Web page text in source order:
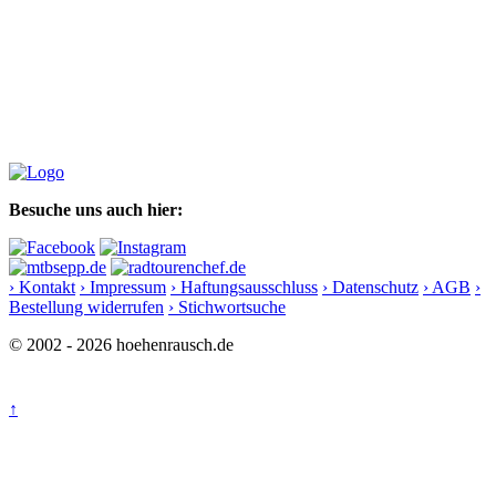
Besuche uns auch hier:
› Kontakt › Impressum › Haftungsausschluss › Datenschutz › AGB ›
Bestellung widerrufen › Stichwortsuche
© 2002 - 2026 hoehenrausch.de
↑